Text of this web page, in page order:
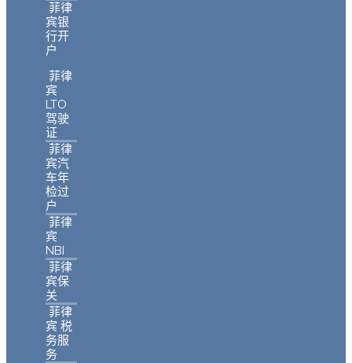
菲律
宾银
行开
户
菲律
宾
LTO
驾驶
证
菲律
宾汽
车年
检过
户
菲律
宾
NBI
菲律
宾保
关
菲律
宾 税
务服
务